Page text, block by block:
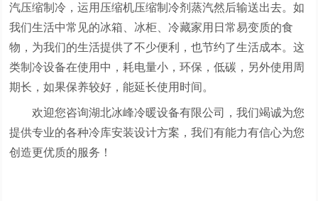
汽压缩制冷，运用压缩机压缩制冷剂蒸汽然后输送出去。如
我们生活中常见的冰箱、冰柜、冷藏家用日常易变质的食
物，为我们的生活提供了不少便利，也节约了生活成本。这
类制冷设备在使用中，耗电量小，环保，低碳，另外使用周
期长，如果保养较好，能延长使用时间。
欢迎您咨询湖北冰峰冷暖设备有限公司，我们竭诚为您
提供专业的各种冷库安装设计方案，我们有能力有信心为您
创造更优质的服务！